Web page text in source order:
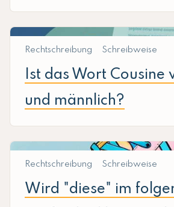
Rechtschreibung Schreibweise
Ist das Wort Cousine
und männlich?
Rechtschreibung Schreibweise
Wird "diese" im